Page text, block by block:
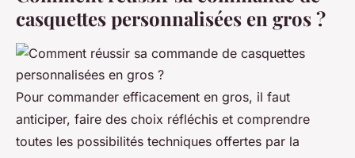
casquettes personnalisées en gros ?
Pour commander efficacement en gros, il faut
anticiper, faire des choix réfléchis et comprendre
toutes les possibilités techniques offertes par la